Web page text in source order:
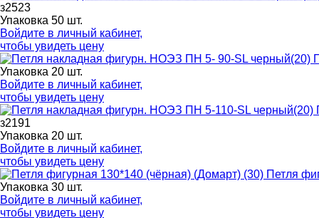
з2523
Упаковка 50 шт.
Войдите в личный кабинет,
чтобы увидеть цену
Упаковка 20 шт.
Войдите в личный кабинет,
чтобы увидеть цену
з2191
Упаковка 20 шт.
Войдите в личный кабинет,
чтобы увидеть цену
Петля
Упаковка 30 шт.
Войдите в личный кабинет,
чтобы увидеть цену